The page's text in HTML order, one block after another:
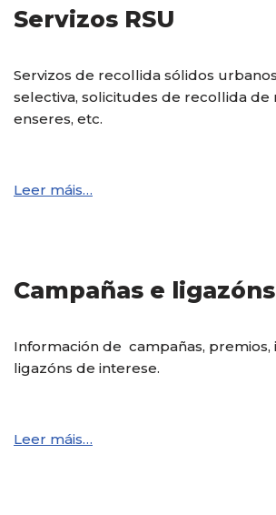
Servizos RSU
Servizos de recollida sólidos
selectiva, solicitudes de recollida de
enseres, etc.
Leer máis…
Campañas e ligazóns
Información de campañas, premios,
ligazóns de interese.
Leer máis…